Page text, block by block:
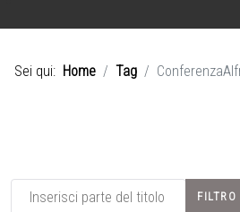
Sei qui: Home Tag
Inserisci parte del titolo FILTRO